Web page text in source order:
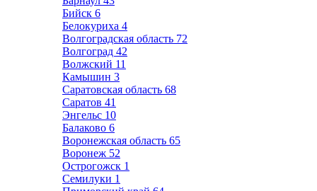
Бийск 6
Белокуриха 4
Волгоградская область 72
Волгоград 42
Волжский 11
Камышин 3
Саратовская область 68
Саратов 41
Энгельс 10
Балаково 6
Воронежская область 65
Воронеж 52
Острогожск 1
Семилуки 1